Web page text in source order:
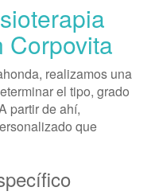
Corpovita
realizamos una
el tipo, grado
partir de ahí,
que